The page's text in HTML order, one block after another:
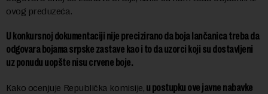
ovog preduzeća.
U konkursnoj dokumentaciji nije precizirano da boja lančanica treba da
odgovara bojama srpske zastave kao i to da uzorci koji su dostavljeni
uz ponudu uopšte nisu crvene boje.
Kako ocenjuje Republička komisije, u postupku ove javne nabavke